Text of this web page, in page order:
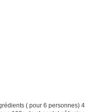
( pour 6 personnes) 4